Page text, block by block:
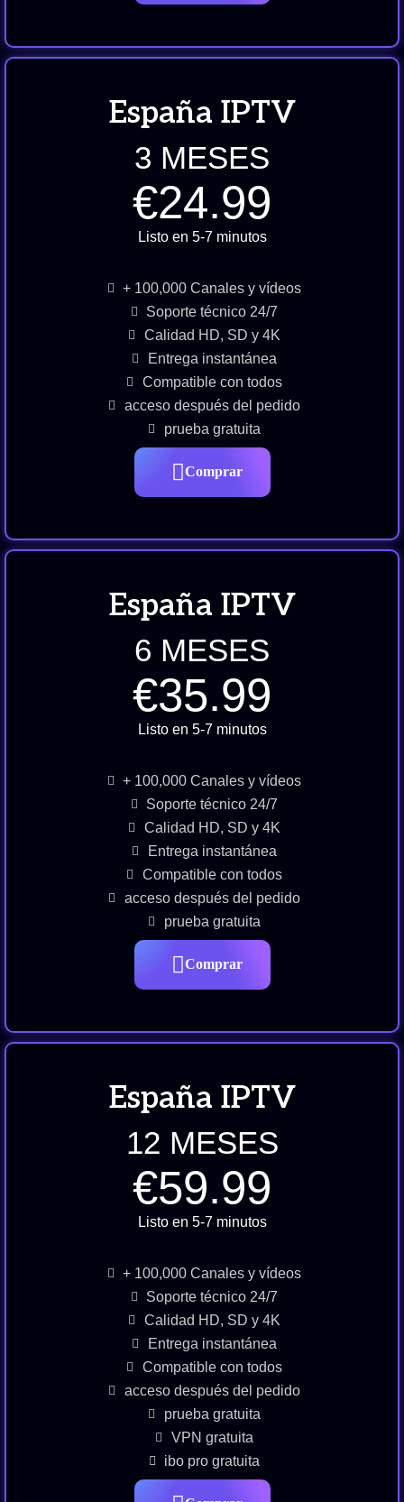
España IPTV
3 MESES
€24.99
Listo en 5-7 minutos
+ 100,000 Canales y vídeos
Soporte técnico 24/7
Calidad HD, SD y 4K
Entrega instantánea
Compatible con todos
acceso después del pedido
prueba gratuita
Comprar
España IPTV
6 MESES
€35.99
Listo en 5-7 minutos
+ 100,000 Canales y vídeos
Soporte técnico 24/7
Calidad HD, SD y 4K
Entrega instantánea
Compatible con todos
acceso después del pedido
prueba gratuita
Comprar
España IPTV
12 MESES
€59.99
Listo en 5-7 minutos
+ 100,000 Canales y vídeos
Soporte técnico 24/7
Calidad HD, SD y 4K
Entrega instantánea
Compatible con todos
acceso después del pedido
prueba gratuita
VPN gratuita
ibo pro gratuita